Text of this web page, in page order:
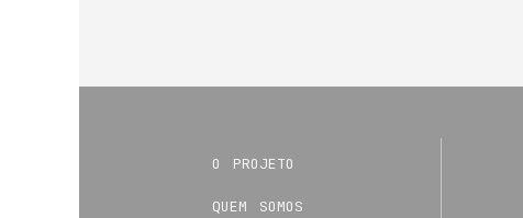
o projeto
quem somos